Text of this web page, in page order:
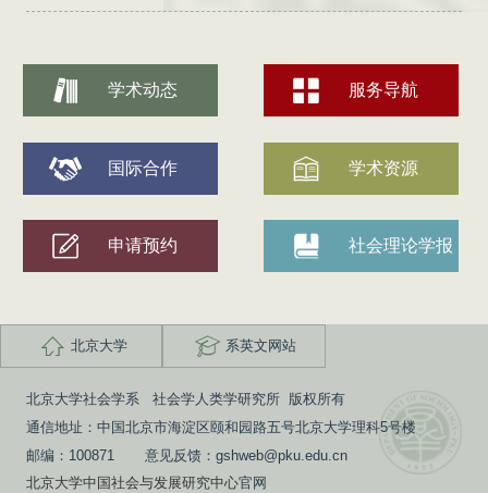
学术动态 服务导航
国际合作 学术资源
申请预约 社会理论学报
北京大学 系英文网站
北京大学社会学系 社会学人类学研究所 版权所有
通信地址：中国北京市海淀区颐和园路五号北京大学理科5号楼
邮编：100871 意见反馈：gshweb@pku.edu.cn
北京大学中国社会与发展研究中心官网